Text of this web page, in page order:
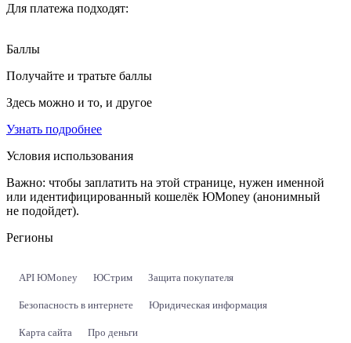
Для платежа подходят:
Баллы
Получайте и тратьте баллы
Здесь можно и то, и другое
Узнать подробнее
Условия использования
Важно: чтобы заплатить на этой странице, нужен именной
или идентифицированный кошелёк ЮMoney (анонимный
не подойдет).
Регионы
API ЮMoney ЮСтрим Защита покупателя
Безопасность в интернете Юридическая информация
Карта сайта Про деньги